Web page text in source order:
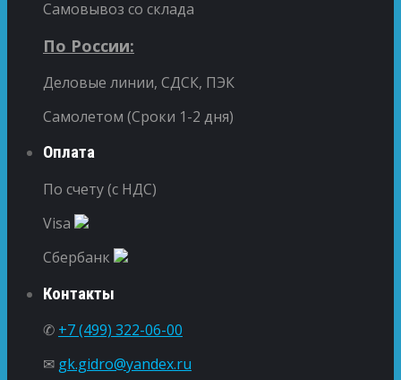
Самовывоз со склада
По России:
Деловые линии, СДСК, ПЭК
Самолетом (Сроки 1-2 дня)
Оплата
По счету (с НДС)
Visa
Сбербанк
Контакты
✆ +7 (499) 322-06-00
✉ gk.gidro@yandex.ru